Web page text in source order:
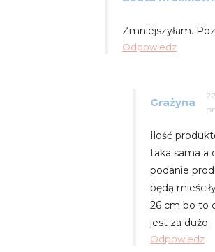
Zmniejszyłam.
Odpowiedz
Grażyna
Ilość
taka sama a
podanie
będą
26 cm bo to
jest za dużo.
Odpowiedz